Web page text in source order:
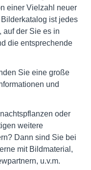
einer Vielzahl neuer
ist jedes
auf der Sie es in
die entsprechende
Sie eine große
und
oder
weitere
Dann sind Sie bei
mit Bildmaterial,
u.v.m.